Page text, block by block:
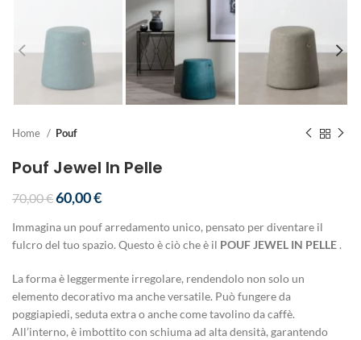
Home Pouf
Pouf Jewel In Pelle
70,00€60,00€
Immagina un pouf arredamento unico, pensato per diventare il
fulcro del tuo spazio. Questo è ciò che è il POUF JEWEL IN PELLE.
La forma è leggermente irregolare, rendendolo non solo un
elemento decorativo ma anche versatile. Può fungere da
poggiapiedi, seduta extra o anche come tavolino da caffè.
All’interno, è imbottito con schiuma ad alta densità, garantendo